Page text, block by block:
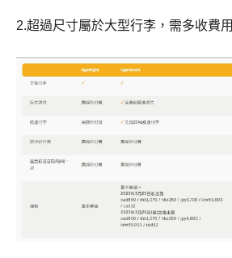
2.超過尺寸屬於大型行李，需多收費用